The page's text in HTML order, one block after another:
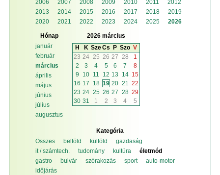
2006
2007 2008 2009 2010 2011
2012
2013
2014 2015 2016 2017 2018
2019
2020
2021 2022 2023 2024 2025 2026
Hónap
január
február
március
április
május
június
július
augusztus
2026 március
H
K SzeCs P Szo V
23 24 25 26 27 28
1
2
3 4 5 6 7
8
9
10 11 12 13 14 15
16 17 18 19 20 21
22
23 24 25 26 27 28 29
30 31 1 2 3 4 5
Kategória
Összes
belföld külföld
gazdaság
it / számtech.
tudomány kultúra
életmód
gastro
bulvár szórakozás sport
auto-motor
időjárás